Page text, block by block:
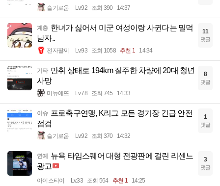
슬기로움 Lv.92 조회 390 14:37
계층 한녀가 싫어서 미군 여성이랑 사귄다는 밀덕
남자..
전자팔찌 Lv.93 조회 1058 추천 1 14:34
11
댓글
기타 만취 상태로 194km 질주한 차량에 20대 청년
사망
미뉴에뜨 Lv.78 조회 745 14:33
8
댓글
이슈 프로축구연맹, K리그 모든 경기장 긴급 안전
점검
슬기로움 Lv.92 조회 370 14:32
1
댓글
연예 뉴욕 타임스퀘어 대형 전광판에 걸린 리센느
광고
아이스티이 Lv.33 조회 564 추천 1 14:25
3
댓글